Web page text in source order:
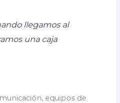
llegamos al
una caja
equipos de